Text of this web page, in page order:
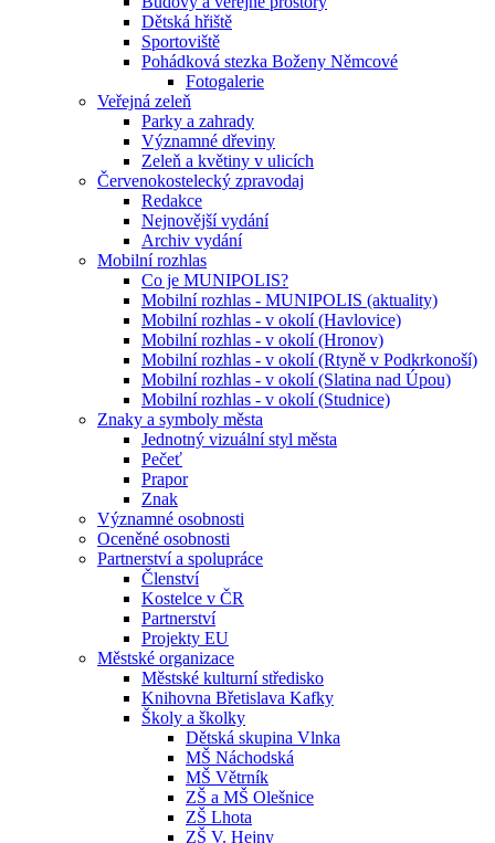
Dětská hřiště
Sportoviště
Pohádková stezka Boženy Němcové
Fotogalerie
Veřejná zeleň
Parky a zahrady
Významné dřeviny
Zeleň a květiny v ulicích
Červenokostelecký zpravodaj
Redakce
Nejnovější vydání
Archiv vydání
Mobilní rozhlas
Co je MUNIPOLIS?
Mobilní rozhlas - MUNIPOLIS (aktuality)
Mobilní rozhlas - v okolí (Havlovice)
Mobilní rozhlas - v okolí (Hronov)
Mobilní rozhlas - v okolí (Rtyně v Podkrkonoší)
Mobilní rozhlas - v okolí (Slatina nad Úpou)
Mobilní rozhlas - v okolí (Studnice)
Znaky a symboly města
Jednotný vizuální styl města
Pečeť
Prapor
Znak
Významné osobnosti
Oceněné osobnosti
Partnerství a spolupráce
Členství
Kostelce v ČR
Partnerství
Projekty EU
Městské organizace
Městské kulturní středisko
Knihovna Břetislava Kafky
Školy a školky
Dětská skupina Vlnka
MŠ Náchodská
MŠ Větrník
ZŠ a MŠ Olešnice
ZŠ Lhota
ZŠ V. Hejny